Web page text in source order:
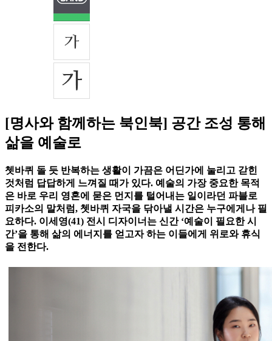
[명사와 함께하는 북인북] 공간 조성 통해
삶을 예술로
쳇바퀴 돌 듯 반복하는 생활이 가끔은 어딘가에 눌리고 갇힌
것처럼 답답하게 느껴질 때가 있다. 예술의 가장 중요한 목적
은 바로 우리 영혼에 묻은 먼지를 털어내는 일이라던 파블로
피카소의 말처럼, 쳇바퀴 자국을 닦아낼 시간은 누구에게나 필
요하다. 이세영(41) 전시 디자이너는 신간 ‘예술이 필요한 시
간’을 통해 삶의 에너지를 얻고자 하는 이들에게 위로와 휴식
을 전한다.